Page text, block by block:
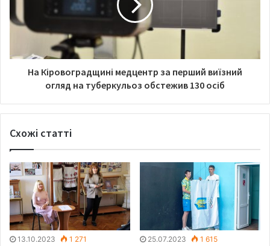
На Кіровоградщині медцентр за перший виїзний
огляд на туберкульоз обстежив 130 осіб
Схожі статті
13.10.2023 1 271 25.07.2023 1 615